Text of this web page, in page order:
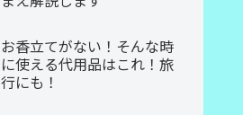
お香立てがない！そんな時
に使える代用品はこれ！旅
行にも！